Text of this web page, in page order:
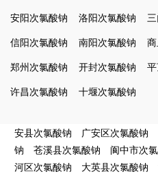
安阳次氯酸钠
洛阳次氯酸钠
信阳次氯酸钠
南阳次氯酸钠
郑州次氯酸钠
开封次氯酸钠
许昌次氯酸钠
十堰次氯酸钠
安县次氯酸钠 广安区次氯酸钠
钠
苍溪县次氯酸钠 阆中市次
河区次氯酸钠
大英县次氯酸钠